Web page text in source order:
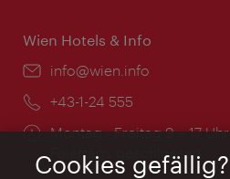
Wien Hotels & Info
Email:
info@wien.info
Telefon:
+43-1-24 555
Öffnungszeiten:
Montag - Freitag 9 – 17 Uhr
Feiertags geschlossen
Cookies gefällig?